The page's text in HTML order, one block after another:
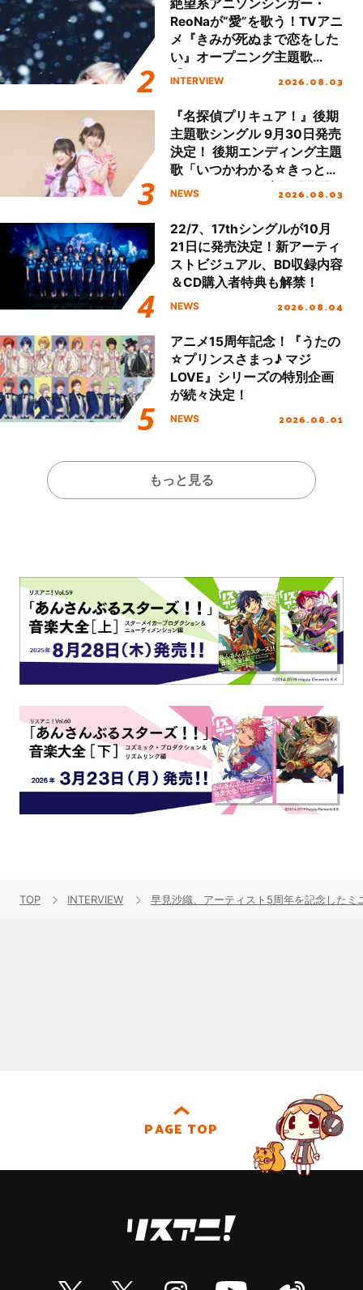
絶望系アニソンシンガー・
ReoNaが“愛”を歌う！TVアニ
メ『きみが死ぬまで恋をした
い』オープニング主題歌
「Amore」インタビュー
INTERVIEW 2026.08.03
『名探偵プリキュア！』後期
主題歌シングル 9月30日発売
決定！ 後期エンディング主題
歌「いつかわかる☆きっとあ
える」TVサイズ先行配信開
NEWS 2026.08.03
22/7、17thシングルが10月
21日に発売決定！新アーティ
ストビジュアル、BD収録内容
＆CD購入者特典も解禁！
NEWS 2026.08.04
アニメ15周年記念！『うたの
☆プリンスさまっ♪ マジ
LOVE』シリーズの特別企画
が続々決定！
NEWS 2026.08.01
もっと見る
TOP INTERVIEW 早見沙織、アーティスト5周年を記念した
PAGE TOP